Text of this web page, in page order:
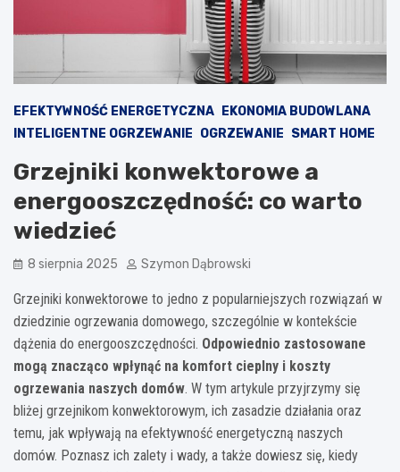
EFEKTYWNOŚĆ ENERGETYCZNA
EKONOMIA BUDOWLANA
INTELIGENTNE OGRZEWANIE OGRZEWANIE SMART HOME
Grzejniki konwektorowe a
energooszczędność: co warto
wiedzieć
8 sierpnia 2025 Szymon Dąbrowski
Grzejniki konwektorowe to jedno z popularniejszych rozwiązań w
dziedzinie ogrzewania domowego, szczególnie w kontekście
dążenia do energooszczędności. Odpowiednio zastosowane
mogą znacząco wpłynąć na komfort cieplny i koszty
ogrzewania naszych domów. W tym artykule przyjrzymy się
bliżej grzejnikom konwektorowym, ich zasadzie działania oraz
temu, jak wpływają na efektywność energetyczną naszych
domów. Poznasz ich zalety i wady, a także dowiesz się, kiedy